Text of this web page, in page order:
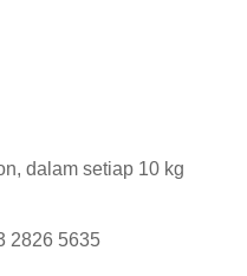
dalam setiap 10 kg
2826 5635